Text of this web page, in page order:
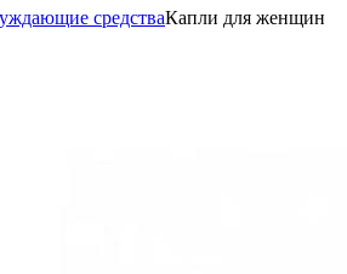
средстваКапли для женщин